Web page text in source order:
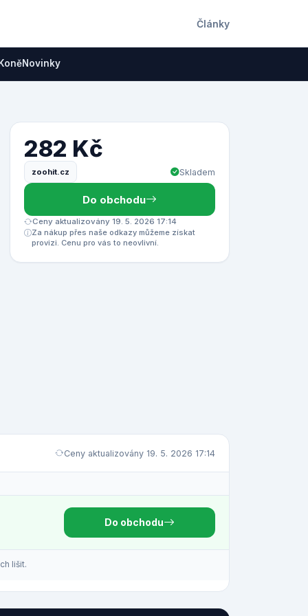
Články
KoněNovinky
282 Kč
zoohit.cz Skladem
Do obchodu
Ceny aktualizovány 19. 5. 2026 17:14
Za nákup přes naše odkazy můžeme získat
provizi. Cenu pro vás to neovlivní.
Ceny aktualizovány 19. 5. 2026 17:14
Do obchodu
lišit.